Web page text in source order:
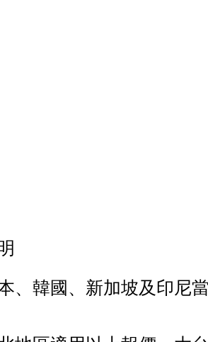
、韓國、新加坡及印尼